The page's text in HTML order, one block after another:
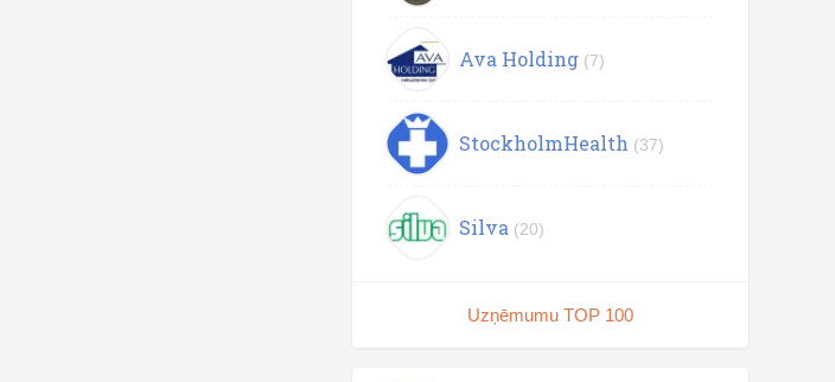
Ava Holding (7)
StockholmHealth (37)
Silva (20)
Uzņēmumu TOP 100